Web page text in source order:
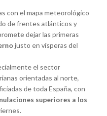
con el mapa meteorológico
de frentes atlánticos y
dejar las primeras
justo en vísperas del
el sector
orientadas al norte,
de toda España, con
superiores a los